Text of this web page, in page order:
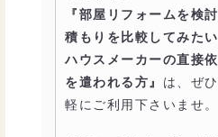
『部屋リフォームを検
積もりを比較してみた
ハウスメーカーの直接
を遣われる方』
は、ぜ
軽にご利用下さいませ。